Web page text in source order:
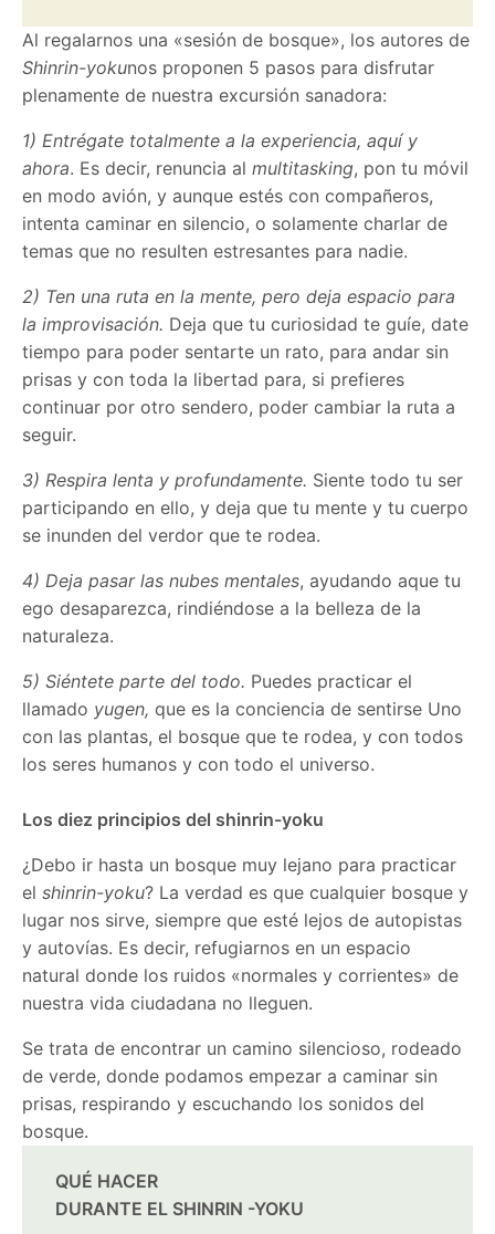
Al regalarnos una «sesión de bosque», los autores de
Shinrin-yokunos proponen 5 pasos para disfrutar
plenamente de nuestra excursión sanadora:
1) Entrégate totalmente a la experiencia, aquí y
ahora. Es decir, renuncia almultitasking, pon tu móvil
en modo avión, y aunque estés con compañeros,
intenta caminar en silencio, o solamente charlar de
temas que no resulten estresantes para nadie.
2) Ten una ruta en la mente, pero deja espacio para
la improvisación. Deja que tu curiosidad te guíe, date
tiempo para poder sentarte un rato, para andar sin
prisas y con toda la libertad para, si prefieres
continuar por otro sendero, poder cambiar la ruta a
seguir.
3) Respira lenta y profundamente. Siente todo tu ser
participando en ello, y deja que tu mente y tu cuerpo
se inunden del verdor que te rodea.
4) Deja pasar las nubes mentales, ayudando aque tu
ego desaparezca, rindiéndose a la belleza de la
naturaleza.
5) Siéntete parte del todo. Puedes practicar el
llamado yugen,que es la conciencia de sentirse Uno
con las plantas, el bosque que te rodea, y con todos
los seres humanos y con todo el universo.
Los diez principios del shinrin-yoku
¿Debo ir hasta un bosque muy lejano para practicar
elshinrin-yoku? La verdad es que cualquier bosque y
lugar nos sirve, siempre que esté lejos de autopistas
y autovías. Es decir, refugiarnos en un espacio
natural donde los ruidos «normales y corrientes» de
nuestra vida ciudadana no lleguen.
Se trata de encontrar un camino silencioso, rodeado
de verde, donde podamos empezar a caminar sin
prisas, respirando y escuchando los sonidos del
bosque.
QUÉ HACER
DURANTE EL SHINRIN -YOKU